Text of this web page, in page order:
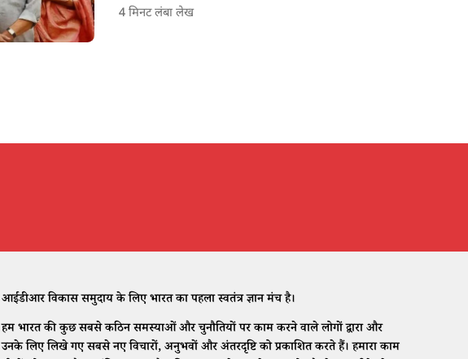
4मिनट लंबा लेख
आईडीआर विकास समुदाय के लिए भारत का पहला स्वतंत्र ज्ञान मंच है।
हम भारत की कुछ सबसे कठिन समस्याओं और चुनौतियों पर काम करने वाले लोगों द्वारा और
उनके लिए लिखे गए सबसे नए विचारों, अनुभवों और अंतरदृष्टि को प्रकाशित करते हैं। हमारा काम